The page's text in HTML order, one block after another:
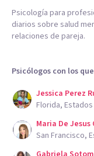
Psicología para
diarios sobre salud
relaciones de pareja.
Psicólogos con los
Jessica Perez
Florida,
Maria De
San Francisco,